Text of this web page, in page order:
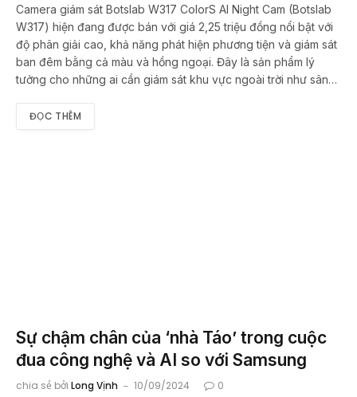
Camera giám sát Botslab W317 ColorS AI Night Cam (Botslab
W317) hiện đang được bán với giá 2,25 triệu đồng nổi bật với
độ phân giải cao, khả năng phát hiện phương tiện và giám sát
ban đêm bằng cả màu và hồng ngoại. Đây là sản phẩm lý
tưởng cho những ai cần giám sát khu vực ngoài trời như sân…
ĐỌC THÊM
Sự chậm chân của ‘nhà Táo’ trong cuộc
đua công nghệ và AI so với Samsung
chia sẻ bởi Long Vịnh 10/09/2024 0